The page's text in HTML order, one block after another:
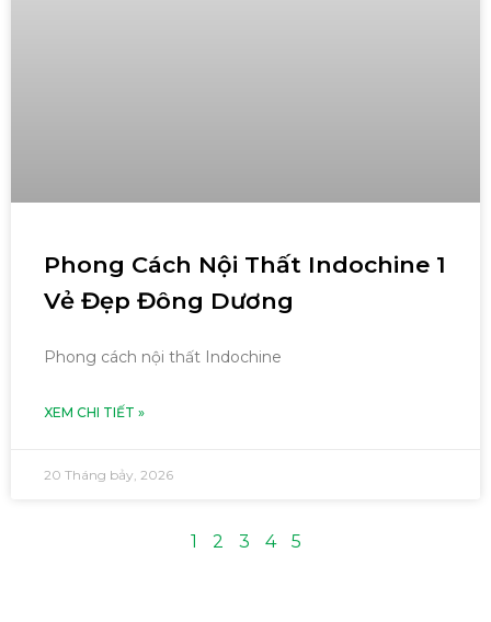
Phong Cách Nội Thất Indochine 1
Vẻ Đẹp Đông Dương
Phong cách nội thất Indochine
XEM CHI TIẾT »
20 Tháng bảy, 2026
1 2 3 4 5